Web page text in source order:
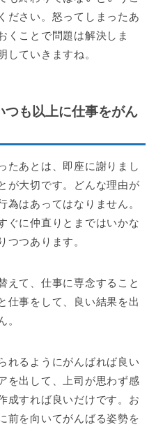
ださい。怒ってしまったあ
くことで問題は解決しま
していきますね。
つも以上に仕事をがん
たあとは、即座に謝りまし
が大切です。どんな理由が
為はあってはなりません。
ぐに仲直りとまではいかな
つつあります。
えて、仕事に専念すること
仕事をして、良い結果を出
。
れるようにがんばれば良い
を出して、上司が思わず感
成すれば良いだけです。お
前を向いてがんばる姿勢を